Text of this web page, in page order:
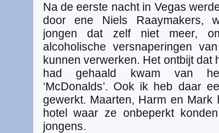
Na de eerste nacht in Vegas
door ene Niels Raaymakers,
jongen dat zelf niet meer,
alcoholische versnaperingen
kunnen verwerken. Het ontbijt dat
had gehaald kwam van
‘McDonalds’. Ook ik heb daar
gewerkt. Maarten, Harm en
hotel waar ze onbeperkt
jongens.